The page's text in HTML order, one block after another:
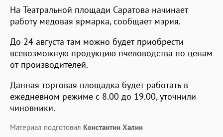
На Театральной площади Саратова начинает
работу медовая ярмарка, сообщает мэрия.
До 24 августа там можно будет приобрести
всевозможную продукцию пчеловодства по ценам
от производителей.
Данная торговая площадка будет работать в
ежедневном режиме с 8.00 до 19.00, уточнили
чиновники.
Материал подготовил Константин Халин